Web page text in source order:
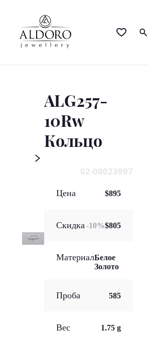
ALG257-
10Rw
Кольцo
02-00023997
Цена $895
Скидка-10%$805
МатериалБелое
Золото
Проба 585
Вес 1.75 g